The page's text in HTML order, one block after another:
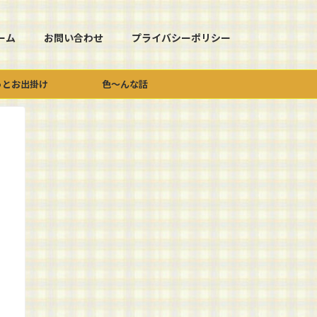
ム お問い合わせ プライバシーポリシー
お出掛け 色～んな話